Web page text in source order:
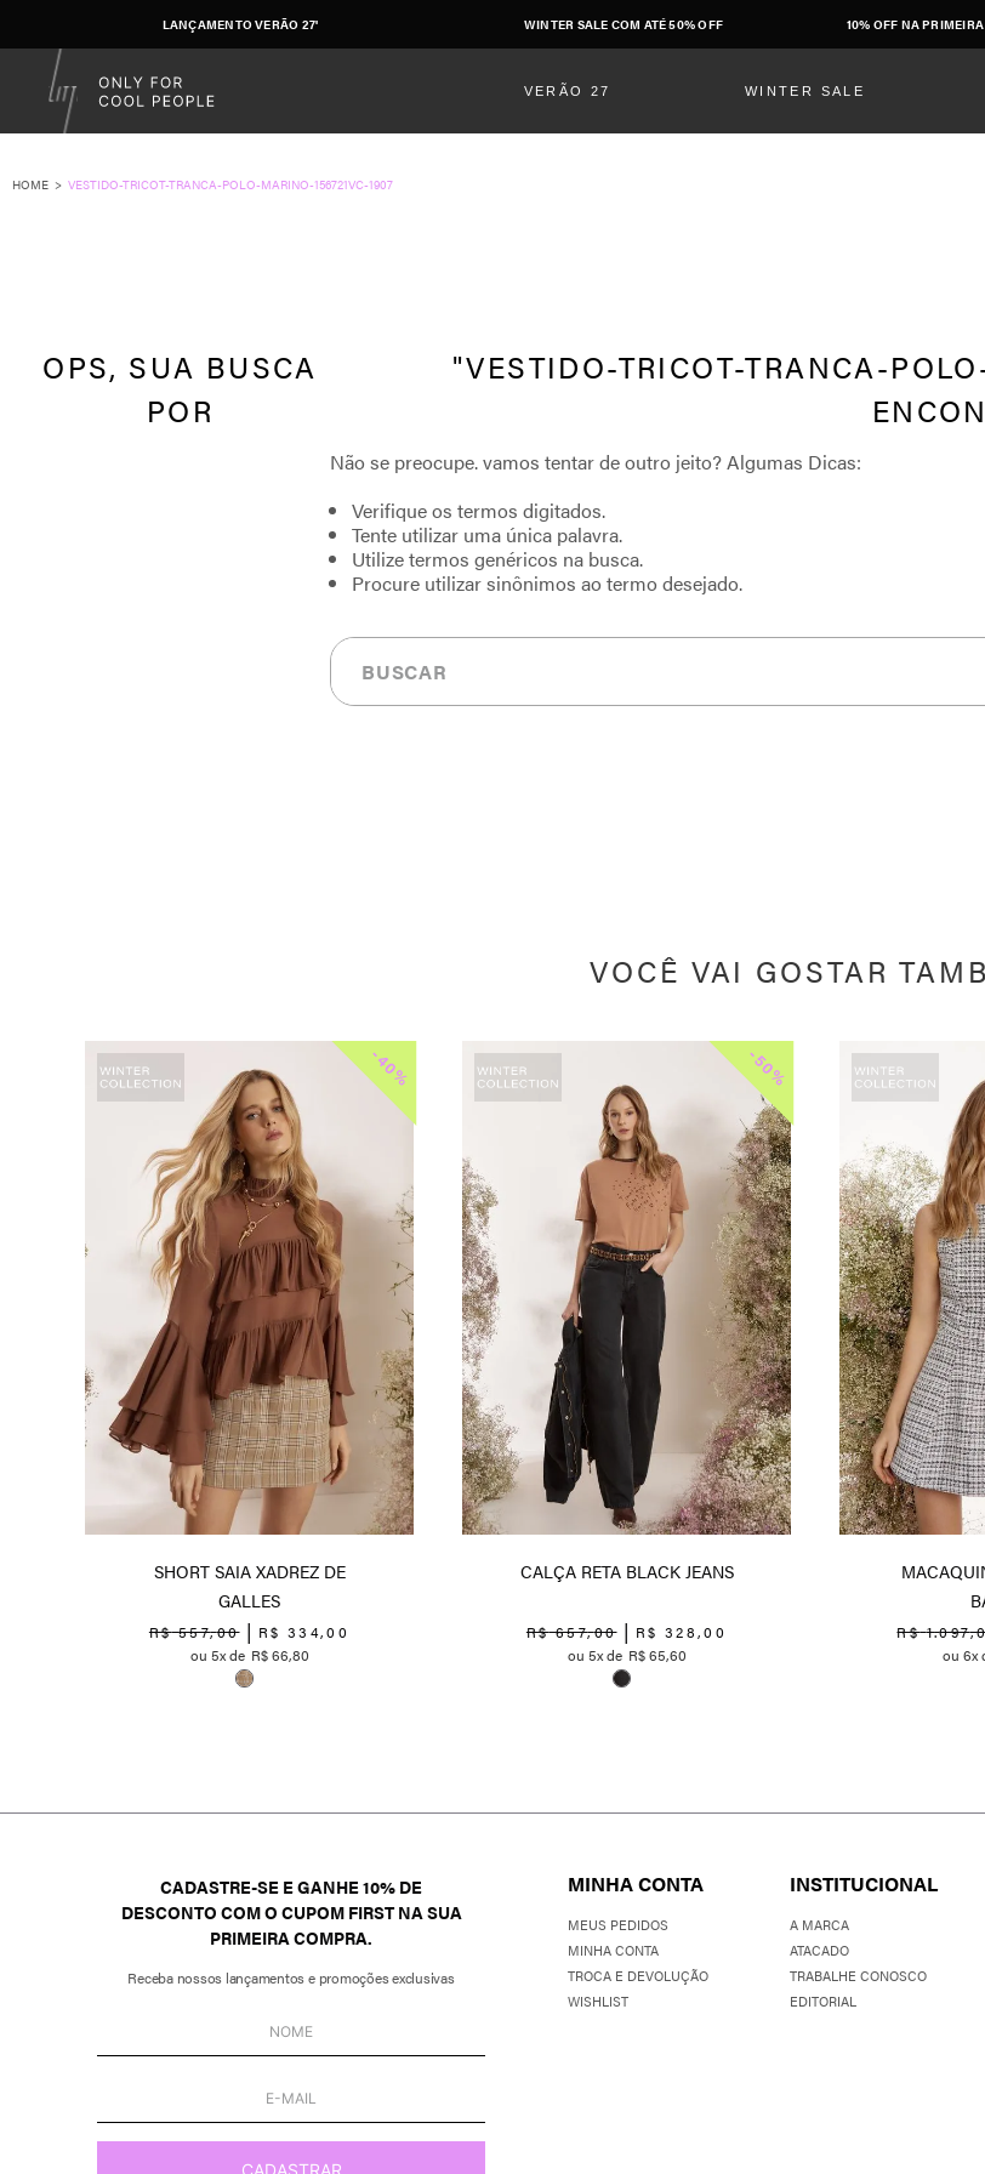
LANÇAMENTO VERÃO 27' WINTER SALE COM ATÉ 50% OFF 10% OFF NA
VERÃO 27 WINTER SALE
VESTIDO-TRICOT-TRANCA-POLO-MARINO-156721VC-1907
VESTIDO-TRICOT-TRANCA-
Verifique os termos digitados.
Tente utilizar uma única palavra.
Utilize termos genéricos na busca.
Procure utilizar sinônimos ao termo desejado.
Buscar
VOCÊ VAI GOSTAR
-
40%
SHORT SAIA XADREZ DE
GALLES
R$ 557,00 R$ 334,00
5
R$66,80
-
50%
CALÇA RETA BLACK JEANS
R$ 657,00 R$ 328,00
5
R$65,60
R$ 1.097,
6
CADASTRE-SE E GANHE 10% DE
DESCONTO COM O CUPOM FIRST NA SUA
PRIMEIRA COMPRA.
Receba nossos lançamentos e promoções exclusivas
CADASTRAR
MINHA CONTA
MEUS PEDIDOS
MINHA CONTA
TROCA E DEVOLUÇÃO
WISHLIST
INSTITUCIONAL
A MARCA
ATACADO
TRABALHE CONOSCO
EDITORIAL